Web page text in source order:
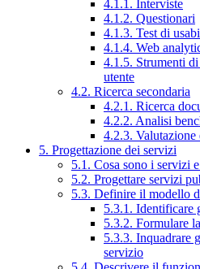
4.1.1. Interviste
4.1.2. Questionari
4.1.3. Test di
4.1.4. Web
4.1.5. Strumenti di
utente
4.2. Ricerca secondaria
4.2.1. Ricerca
4.2.2. Analisi
4.2.3. Valutazione
5. Progettazione dei servizi
5.1. Cosa sono i servizi
5.2. Progettare servizi
5.3. Definire il modello
5.3.1. Identificare
5.3.2. Formulare
5.3.3. Inquadrare
servizio